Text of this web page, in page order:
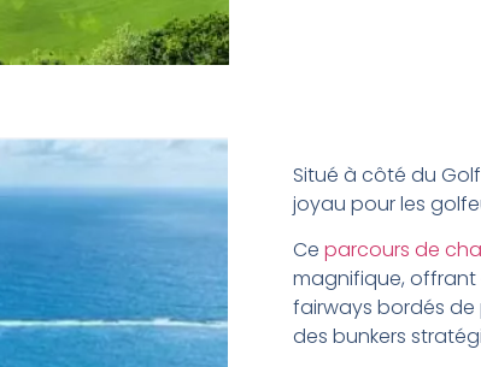
Situé à côté du
joyau pour les
Ce parcours de
magnifique, offrant
fairways bordés de
des bunkers